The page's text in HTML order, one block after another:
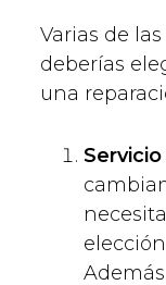
Varias de
deberías
una